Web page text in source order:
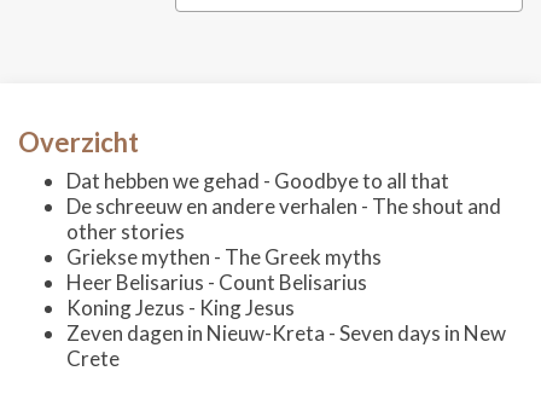
Overzicht
Dat hebben we gehad - Goodbye to all that
De schreeuw en andere verhalen - The shout and
other stories
Griekse mythen - The Greek myths
Heer Belisarius - Count Belisarius
Koning Jezus - King Jesus
Zeven dagen in Nieuw-Kreta - Seven days in New
Crete